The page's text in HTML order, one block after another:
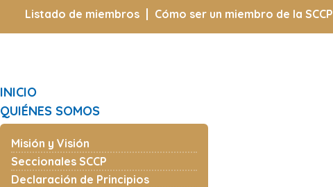
Listado de miembros Cómo ser un miembro de la SCCP
INICIO
QUIÉNES SOMOS
Misión y Visión
Seccionales SCCP
Declaración de Principios